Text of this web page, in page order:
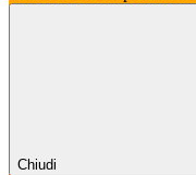
Chiudi